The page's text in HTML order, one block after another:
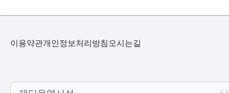
이용약관개인정보처리방침오시는길